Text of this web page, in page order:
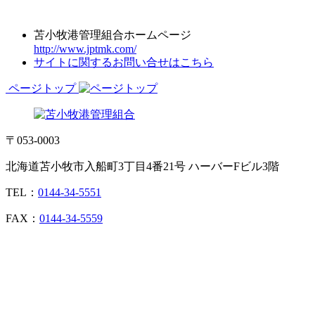
苫小牧港管理組合ホームページ
http://www.jptmk.com/
サイトに関するお問い合せはこちら
ページトップ
〒053-0003
北海道苫小牧市入船町3丁目4番21号 ハーバーFビル3階
TEL： 0144-34-5551
FAX： 0144-34-5559